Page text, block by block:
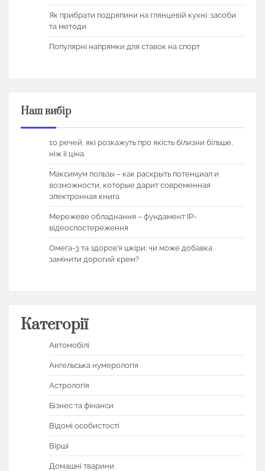
Як прибрати подряпини на глянцевій кухні: засоби
та методи
Популярні напрямки для ставок на спорт
Наш вибір
10 речей, які розкажуть про якість білизни більше,
ніж її ціна
Максимум пользы – как раскрыть потенциал и
возможности, которые дарит современная
электронная книга
Мережеве обладнання – фундамент IP-
відеоспостереження
Омега-3 та здоров’я шкіри: чи може добавка
замінити дорогий крем?
Категорії
Автомобілі
Ангельська нумерологія
Астрологія
Бізнес та фінанси
Відомі особистості
Вірші
Домашні тварини